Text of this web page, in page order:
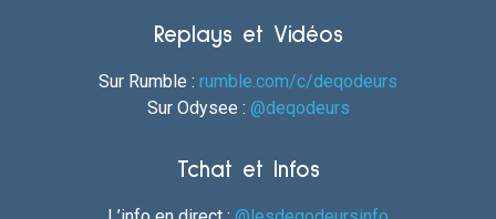
Replays et Vidéos
Sur Rumble : rumble.com/c/deqodeurs
Sur Odysee : @deqodeurs
Tchat et Infos